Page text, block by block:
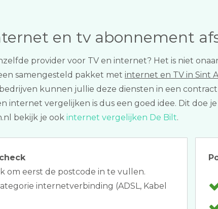
en tv abonnement
provider voor TV en internet? Het is niet
samengesteld pakket met internet en TV in Sint
kunnen jullie deze diensten in een
internet vergelijken is dus een goed idee. Dit doe
bekijk je ook internet vergelijken De Bilt.
om eerst de postcode in te vullen.
internetverbinding (ADSL, Kabel